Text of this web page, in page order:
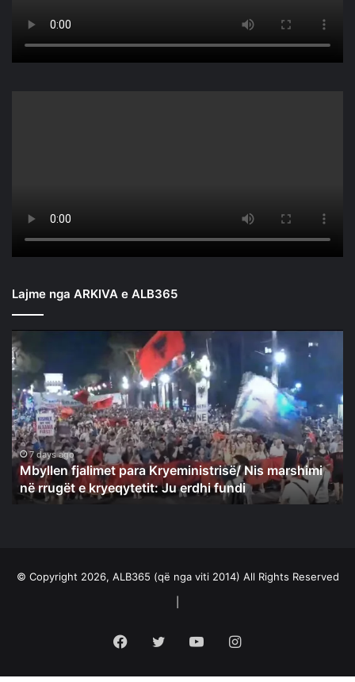
Lajme nga ARKIVA e ALB365
Mbyllen
fjalimet
para
Kryeministrisë/
Nis
marshimi
në
rrugët
kryeqytetit:
7 days ago
Mbyllen fjalimet para Kryeministrisë/ Nis marshimi
në rrugët e kryeqytetit: Ju erdhi fundi
© Copyright 2026, ALB365 (që nga viti 2014) All Rights Reserved
Facebook
TwitterYouTubeInstagram